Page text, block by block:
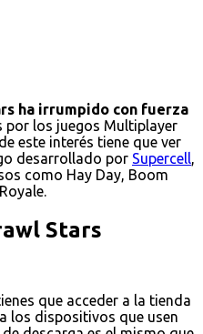
ha irrumpido con fuerza
por los juegos Multiplayer
este interés tiene que ver
desarrollado por Supercell,
como Hay Day, Boom
Stars
que acceder a la tienda
los dispositivos que usen